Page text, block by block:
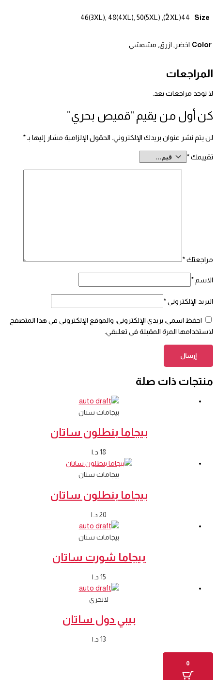
Size 44(2ْXL), 46(3XL), 48(4XL), 50(5XL)
Color اخضر, ازرق, مشمشي
المراجعات
لا توجد مراجعات بعد.
كن أول من يقيم “قميص بحري”
لن يتم نشر عنوان بريدك الإلكتروني. الحقول الإلزامية مشار إليها بـ*
تقييمك*
مراجعتك*
الاسم *
البريد الإلكتروني*
احفظ اسمي، بريدي الإلكتروني، والموقع الإلكتروني في هذا المتصفح
لاستخدامها المرة المقبلة في تعليقي.
منتجات ذات صلة
بيجامات ستان
بيجاما بنطلون ساتان
18 د.ا
بيجامات ستان
بيجاما بنطلون ساتان
20 د.ا
بيجامات ستان
بيجاما شورت ساتان
15 د.ا
لانجري
بيبي دول ساتان
13 د.ا
0